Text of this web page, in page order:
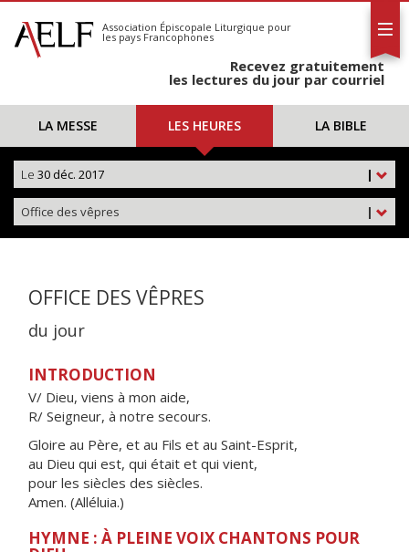
S'abonner
Calendrier
Association Épiscopale Liturgique pour
les pays Francophones
Recevez gratuitement
les lectures du jour par courriel
LA MESSE LES HEURES LA BIBLE
|
Le 30 déc. 2017
|
Office des vêpres
OFFICE DES VÊPRES
du jour
INTRODUCTION
V/ Dieu, viens à mon aide,
R/ Seigneur, à notre secours.
Gloire au Père, et au Fils et au Saint-Esprit,
au Dieu qui est, qui était et qui vient,
pour les siècles des siècles.
Amen. (Alléluia.)
HYMNE : À PLEINE VOIX CHANTONS POUR